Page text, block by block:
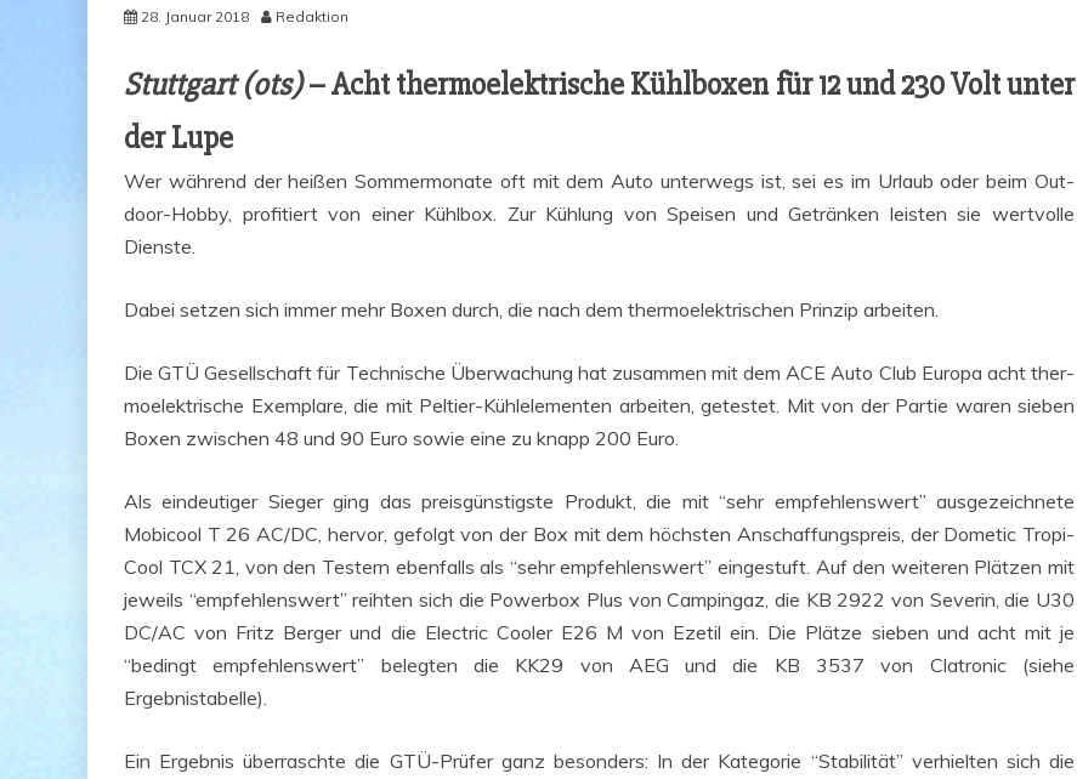
28. Januar 2018 Redaktion
Stutt­gart (ots)– Acht ther­mo­elek­tri­sche Kühl­bo­xen für 12 und 230 Volt unter
der Lupe
Wer wäh­rend der hei­ßen Som­mer­mo­na­te oft mit dem Auto unter­wegs ist, sei es im Urlaub oder beim Out­
door-Hob­by, pro­fi­tiert von einer Kühl­box. Zur Küh­lung von Spei­sen und Geträn­ken leis­ten sie wert­vol­le
Dienste.
Dabei set­zen sich immer mehr Boxen durch, die nach dem ther­mo­elek­tri­schen Prin­zip arbeiten.
Die GTÜ Gesell­schaft für Tech­ni­sche Über­wa­chung hat zusam­men mit dem ACE Auto Club Euro­pa acht ther­
mo­elek­tri­sche Exem­pla­re, die mit Pel­tier-Kühl­ele­men­ten arbei­ten, getes­tet. Mit von der Par­tie waren sie­ben
Boxen zwi­schen 48 und 90 Euro sowie eine zu knapp 200 Euro.
Als ein­deu­ti­ger Sie­ger ging das preis­güns­tigs­te Pro­dukt, die mit “sehr emp­feh­lens­wert” aus­ge­zeich­ne­te
Mobicool T 26 AC/DC, her­vor, gefolgt von der Box mit dem höchs­ten Anschaf­fungs­preis, der Dome­tic Tro­pi­
Cool TCX 21, von den Tes­tern eben­falls als “sehr emp­feh­lens­wert” ein­ge­stuft. Auf den wei­te­ren Plät­zen mit
jeweils “emp­feh­lens­wert” reih­ten sich die Power­box Plus von Cam­pingaz, die KB 2922 von Seve­rin, die U30
DC/AC von Fritz Ber­ger und die Elec­tric Coo­ler E26 M von Eze­til ein. Die Plät­ze sie­ben und acht mit je
“bedingt emp­feh­lens­wert” beleg­ten die KK29 von AEG und die KB 3537 von Clatro­nic (sie­he
Ergebnistabelle).
Ein Ergeb­nis über­rasch­te die GTÜ-Prü­fer ganz beson­ders: In der Kate­go­rie “Sta­bi­li­tät” ver­hiel­ten sich die